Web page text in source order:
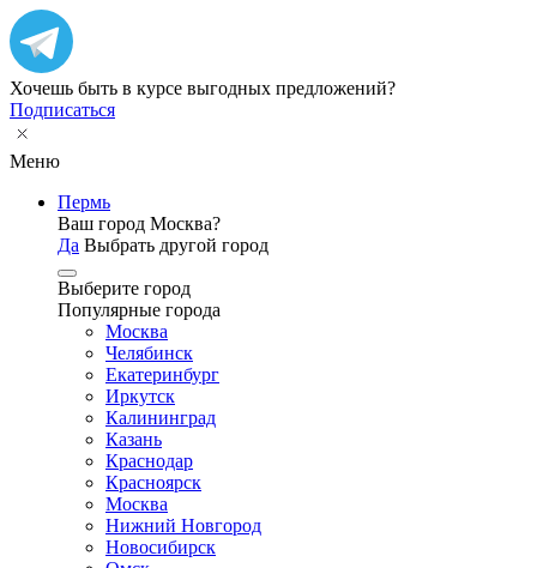
Хочешь быть в курсе выгодных предложений?
Подписаться
Меню
Пермь
Ваш город Москва?
Да Выбрать другой город
Выберите город
Популярные города
Москва
Челябинск
Екатеринбург
Иркутск
Калининград
Казань
Краснодар
Красноярск
Москва
Нижний Новгород
Новосибирск